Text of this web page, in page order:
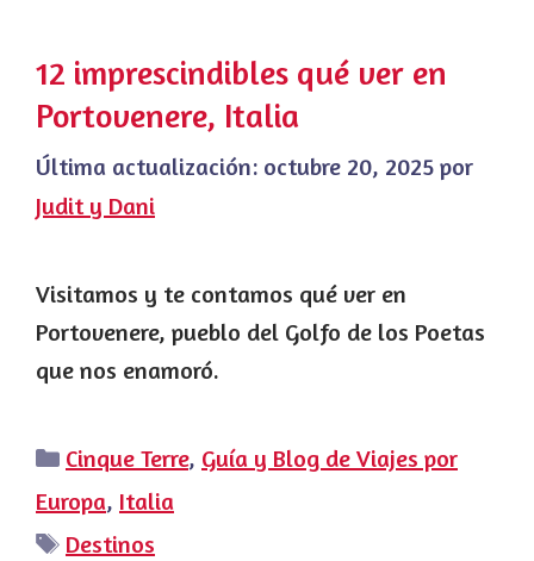
12 imprescindibles qué ver en
Portovenere, Italia
Última actualización: octubre 20, 2025 por
Judit y Dani
Visitamos y te contamos qué ver en
Portovenere, pueblo del Golfo de los Poetas
que nos enamoró.
Categorías
Cinque Terre, Guía y Blog de Viajes por
Europa, Italia
Etiquetas
Destinos